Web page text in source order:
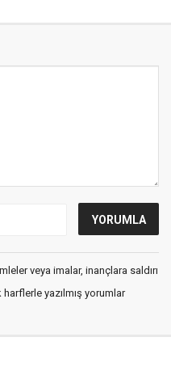
veya imalar, inançlara saldırı
yazılmış yorumlar